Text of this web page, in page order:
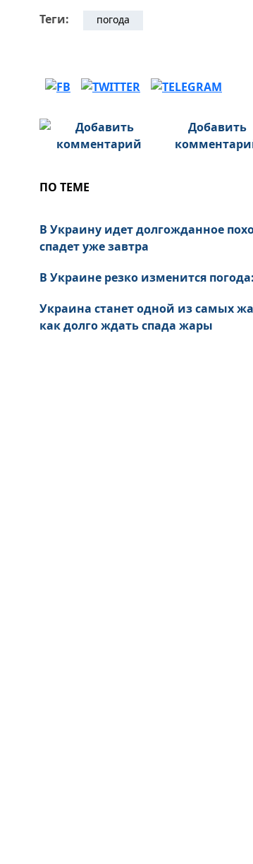
Теги: погода
Добавить
ПО ТЕМЕ
В Украину идет долгожданное
спадет уже завтра
В Украине резко изменится
Украина станет одной из самых
как долго ждать спада жары